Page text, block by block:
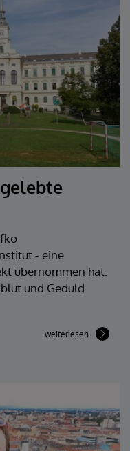
- eine
übernommen hat.
und Geduld
weiterlesen